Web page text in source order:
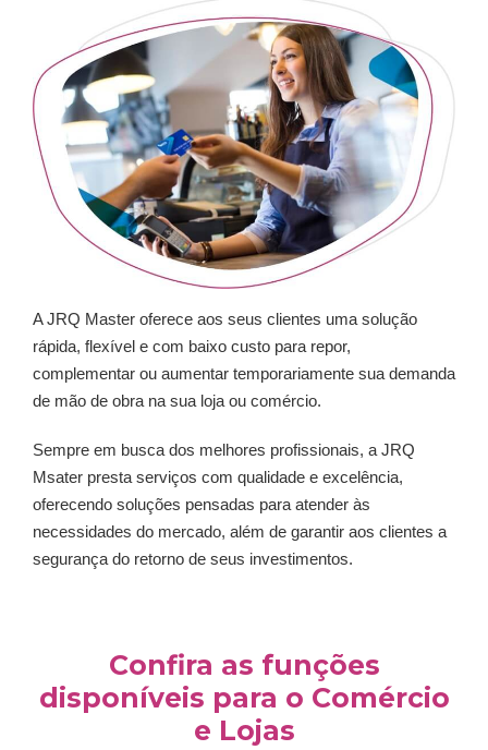
A JRQ Master oferece aos seus clientes uma solução
rápida, flexível e com baixo custo para repor,
complementar ou aumentar temporariamente sua demanda
de mão de obra na sua loja ou comércio.
Sempre em busca dos melhores profissionais, a JRQ
Msater presta serviços com qualidade e excelência,
oferecendo soluções pensadas para atender às
necessidades do mercado, além de garantir aos clientes a
segurança do retorno de seus investimentos.
Confira as funções
disponíveis para o Comércio
e Lojas